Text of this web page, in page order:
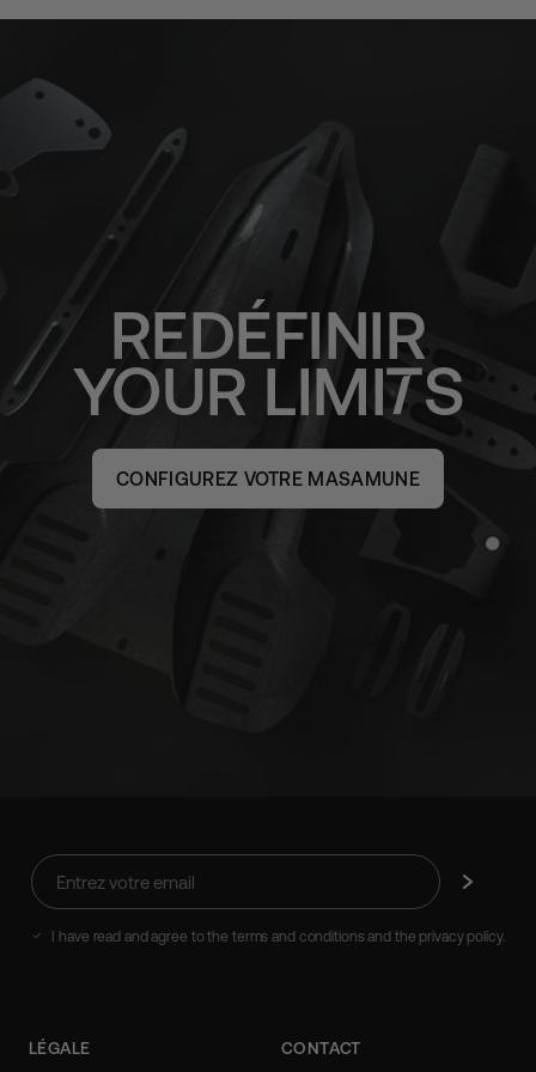
REDÉFINIR
YOUR LIMI S
CONFIGUREZ VOTRE MASAMUNE
Entrez
votre
email
Abonnez-
vous
I have read and agree to the terms and conditions and the privacy policy.
LÉGALE CONTACT